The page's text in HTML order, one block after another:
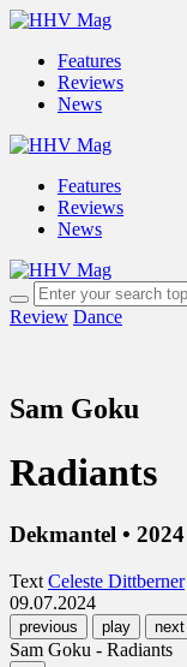
Features
Reviews
News
Features
Reviews
News
Review Dance
Sam Goku
Radiants
Dekmantel • 2024
Text Celeste Dittberner
09.07.2024
previous play next
Sam Goku - Radiants